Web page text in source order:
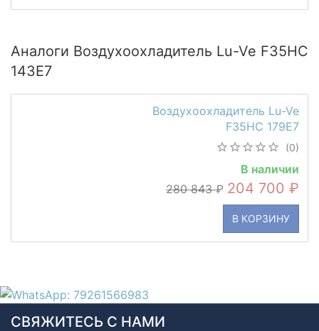
Аналоги Воздухоохладитель Lu-Ve F35HC
143E7
Воздухоохладитель Lu-Ve
F35HC 179E7
(0)
В наличии
280 843
204 700
В КОРЗИНУ
СВЯЖИТЕСЬ С НАМИ